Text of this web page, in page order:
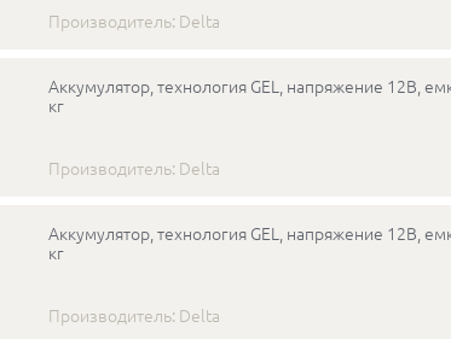
Производитель: Delta
Аккумулятор, технология GEL, напряжение 12В,
кг
Производитель: Delta
Аккумулятор, технология GEL, напряжение 12В,
кг
Производитель: Delta